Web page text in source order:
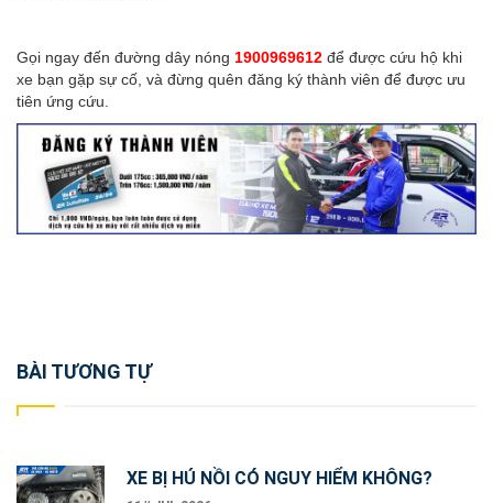
Gọi ngay đến đường dây nóng 1900969612 để được cứu hộ khi
xe bạn gặp sự cố, và đừng quên đăng ký thành viên để được ưu
tiên ứng cứu.
Post
navigation
BÀI TƯƠNG TỰ
XE BỊ HÚ NỒI CÓ NGUY HIỂM KHÔNG?